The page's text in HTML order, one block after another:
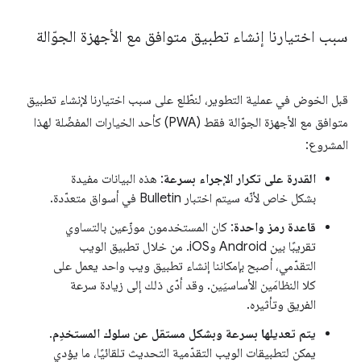
سبب اختيارنا إنشاء تطبيق متوافق مع الأجهزة الجوّالة
قبل الخوض في عملية التطوير، لنطّلع على سبب اختيارنا لإنشاء تطبيق
متوافق مع الأجهزة الجوّالة فقط (PWA) كأحد الخيارات المفضّلة لهذا
المشروع:
القدرة على تكرار الإجراء بسرعة: هذه البيانات مفيدة
بشكل خاص لأنّه سيتم اختبار Bulletin في أسواق متعدّدة.
قاعدة رمز واحدة: كان المستخدمون موزّعين بالتساوي
تقريبًا بين Android وiOS. من خلال تطبيق الويب
التقدّمي، أصبح بإمكاننا إنشاء تطبيق ويب واحد يعمل على
كلا النظامَين الأساسيَين. وقد أدّى ذلك إلى زيادة سرعة
الفريق وتأثيره.
يتم تعديلها بسرعة وبشكل مستقل عن سلوك المستخدِم.
يمكن لتطبيقات الويب التقدّمية التحديث تلقائيًا، ما يؤدي